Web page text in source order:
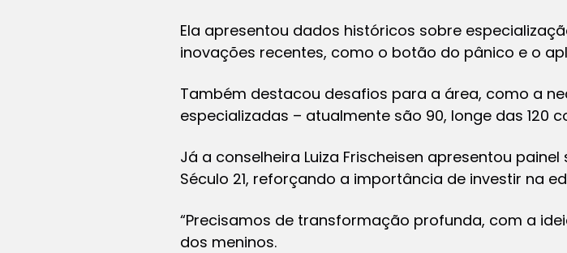
Ela apresentou dados históricos sobre
inovações recentes, como o botão do pânico e o
Também destacou desafios para a área, como a
especializadas – atualmente são 90, longe das 120
Já a conselheira Luiza Frischeisen apresentou
Século 21, reforçando a importância de investir na
“Precisamos de transformação profunda, com a
dos meninos.